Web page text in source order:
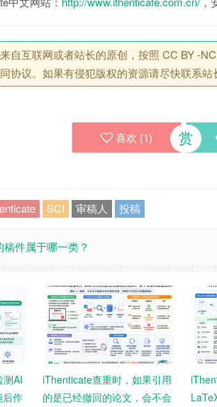
自互联网或者站长的原创，按照 CC BY -
协议。如果有侵犯版权的资源请尽快联系站
喜欢 (1) 赏
SCI 审稿人 投稿
件属于哪一类？
测AI
后作
iThenticate查重时，如果引用
的是已经撤回的论文，会不会